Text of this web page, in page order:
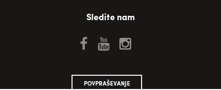
Sledite nam
POVPRAŠEVANJE